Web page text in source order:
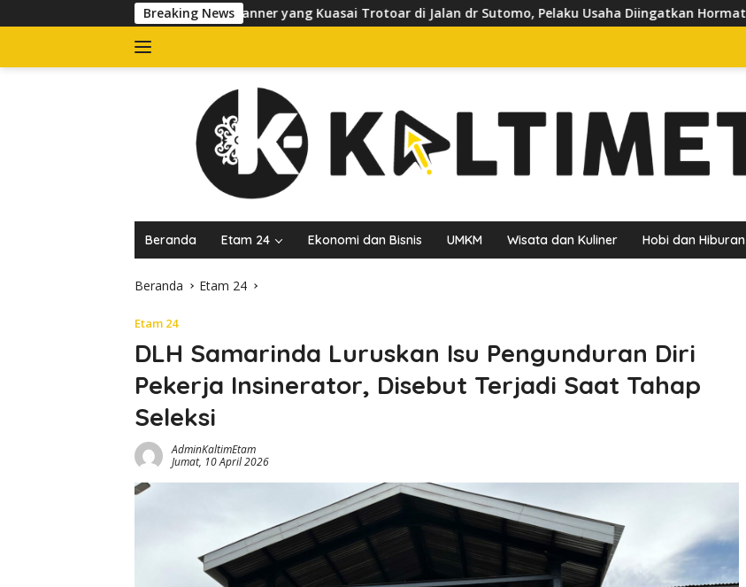
ke
Breaking News
Tertibkan Banner yang Kuasai Trotoar di Jalan dr Sutomo, Pelaku Usaha Diingatkan Hormati Hak Pejalan Kaki
Beranda Etam 24 Ekonomi dan Bisnis UMKM Wisata dan Kuliner Hobi dan Hiburan
Beranda Etam 24
Etam 24
DLH Samarinda Luruskan Isu Pengunduran Diri
Pekerja Insinerator, Disebut Terjadi Saat Tahap
Seleksi
AdminKaltimEtam
Jumat, 10 April 2026